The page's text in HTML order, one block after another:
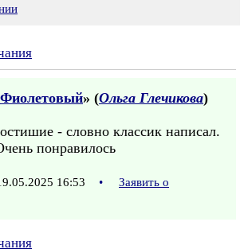
Фиолетовый» (Ольга Глечикова)
- словно классик написал.
понравилось
16:53 •
Заявить о